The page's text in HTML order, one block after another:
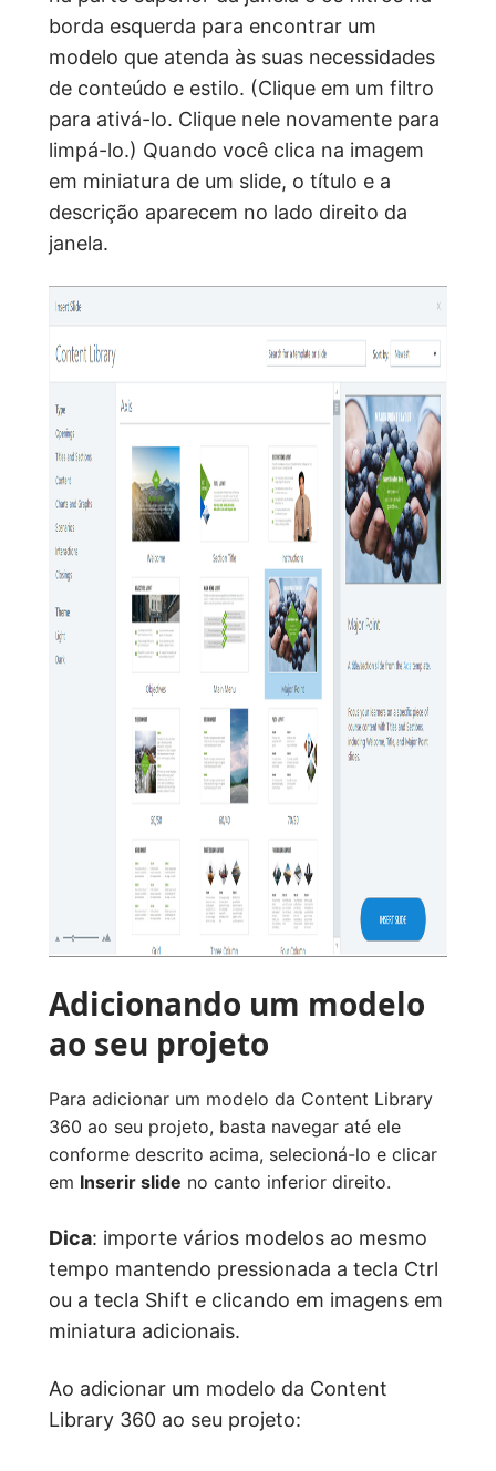
borda esquerda para encontrar um
modelo que atenda às suas necessidades
de conteúdo e estilo. (Clique em um filtro
para ativá-lo. Clique nele novamente para
limpá-lo.) Quando você clica na imagem
em miniatura de um slide, o título e a
descrição aparecem no lado direito da
janela.
Adicionando um modelo
ao seu projeto
Para adicionar um modelo da Content Library
360 ao seu projeto, basta navegar até ele
conforme descrito acima, selecioná-lo e clicar
em Inserir slide no canto inferior direito.
Dica: importe vários modelos ao mesmo
tempo mantendo pressionada a tecla Ctrl
ou a tecla Shift e clicando em imagens em
miniatura adicionais.
Ao adicionar um modelo da Content
Library 360 ao seu projeto: